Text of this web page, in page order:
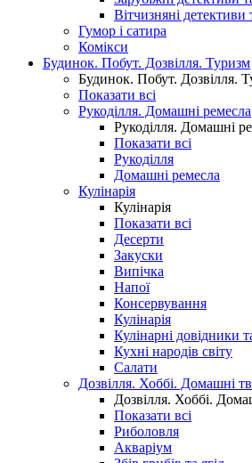
Вітчизняні
Гумор і сатира
Комікси
Будинок. Побут. Дозвілля. Туризм
Будинок. Побут. Дозвілля.
Показати всі
Рукоділля. Домашні ремесла
Рукоділля. Домашні
Показати всі
Рукоділля
Домашні ремесла
Кулінарія
Кулінарія
Показати всі
Десерти
Закуски
Випічка
Напої
Консервування
Кулінарія
Кулінарні довідники
Кухні народів світу
Салати
Дозвілля. Хоббі. Домашні
Дозвілля. Хоббі.
Показати всі
Риболовля
Акваріум